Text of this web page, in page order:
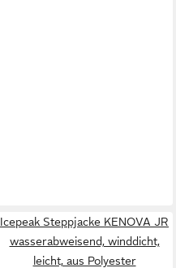
Icepeak Steppjacke KENOVA JR
wasserabweisend, winddicht,
leicht, aus Polyester